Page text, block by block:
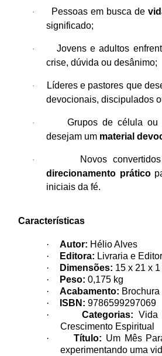
· Pessoas em busca de
significado;
·
Jovens e adultos
crise, dúvida ou desânimo;
·
Líderes e pastores que
devocionais, discipulados
·
Grupos de célula
desejam um material
·
Novos
direcionamento prático
iniciais da fé.
Características
· Autor: Hélio Alves
·
Editora: Livraria e
·
Dimensões: 15 x 21 x
·
Peso: 0,175 kg
·
Acabamento: Brochura
·
ISBN: 9786599297069
·
Categorias: Vida
Crescimento Espiritual
·
Título: Um Mês
experimentando uma